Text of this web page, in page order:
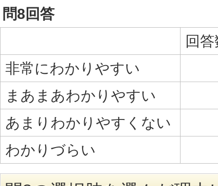
問8回答
回
非常にわかりやすい
まあまあわかりやすい
あまりわかりやすくない
わかりづらい